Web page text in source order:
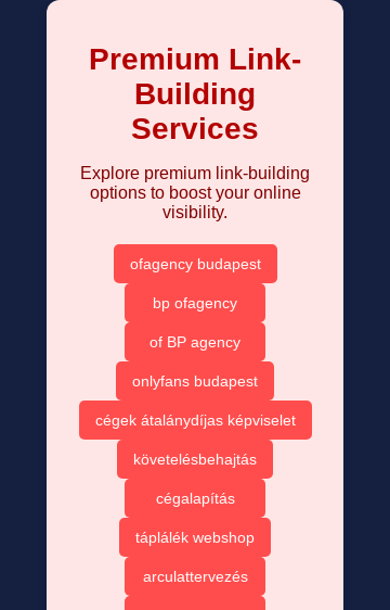
Premium Link-
Building
Services
Explore premium link-building
options to boost your online
visibility.
ofagency budapest
bp ofagency
of BP agency
onlyfans budapest
cégek átalánydíjas képviselet
követelésbehajtás
cégalapítás
táplálék webshop
arculattervezés